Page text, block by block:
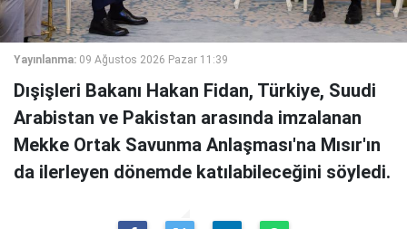
Yayınlanma: 09 Ağustos 2026 Pazar 11:39
Dışişleri Bakanı Hakan Fidan, Türkiye, Suudi
Arabistan ve Pakistan arasında imzalanan
Mekke Ortak Savunma Anlaşması'na Mısır'ın
da ilerleyen dönemde katılabileceğini söyledi.